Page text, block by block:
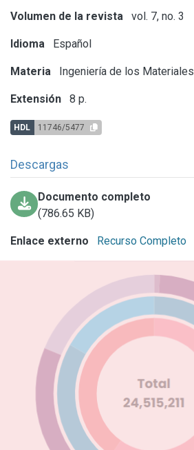
Volumen de la revista vol. 7, no. 3
Idioma Español
Materia Ingeniería de los Materiales
Extensión 8 p.
HDL 11746/5477
Descargas
Documento completo
(786.65 KB)
Enlace externo Recurso Completo